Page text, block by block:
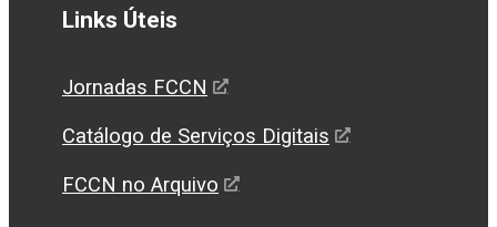
Links Úteis
Jornadas FCCN
Catálogo de Serviços Digitais
FCCN no Arquivo